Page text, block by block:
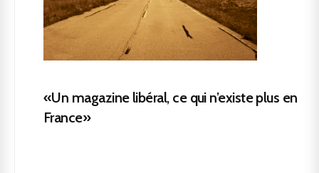
«Un magazine libéral, ce qui n’existe plus en
France»